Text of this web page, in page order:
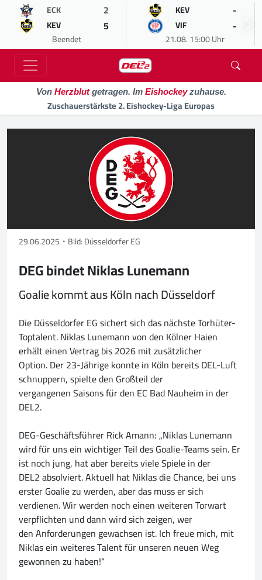
ECK 2
KEV 5
Beendet
KEV -
VIF -
21.08. 15:00 Uhr
Von Herzblutgetragen. Im Eishockeyzuhause.
Zuschauerstärkste 2. Eishockey-Liga Europas
29.06.2025 Bild: Düsseldorfer EG
DEG bindet Niklas Lunemann
Goalie kommt aus Köln nach Düsseldorf
Die Düsseldorfer EG sichert sich das nächste Torhüter-
Toptalent. Niklas Lunemann von den Kölner Haien
erhält einen Vertrag bis 2026 mit zusätzlicher
Option. Der 23-Jährige konnte in Köln bereits DEL-Luft
schnuppern, spielte den Großteil der
vergangenen Saisons für den EC Bad Nauheim in der
DEL2.
DEG-Geschäftsführer Rick Amann: „Niklas Lunemann
wird für uns ein wichtiger Teil des Goalie-Teams sein. Er
ist noch jung, hat aber bereits viele Spiele in der
DEL2 absolviert. Aktuell hat Niklas die Chance, bei uns
erster Goalie zu werden, aber das muss er sich
verdienen. Wir werden noch einen weiteren Torwart
verpflichten und dann wird sich zeigen, wer
den Anforderungen gewachsen ist. Ich freue mich, mit
Niklas ein weiteres Talent für unseren neuen Weg
gewonnen zu haben!“